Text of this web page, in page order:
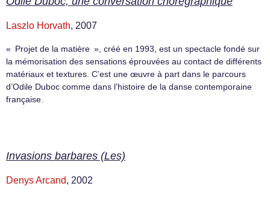
Laszlo Horvath, 2007
« Projet de la matière », créé en 1993, est un spectacle fondé sur
la mémorisation des sensations éprouvées au contact de différents
matériaux et textures. C’est une œuvre à part dans le parcours
d’Odile Duboc comme dans l’histoire de la danse contemporaine
française.
Invasions barbares (Les)
Denys Arcand, 2002